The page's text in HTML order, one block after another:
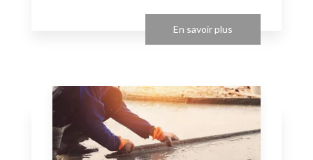
En savoir plus